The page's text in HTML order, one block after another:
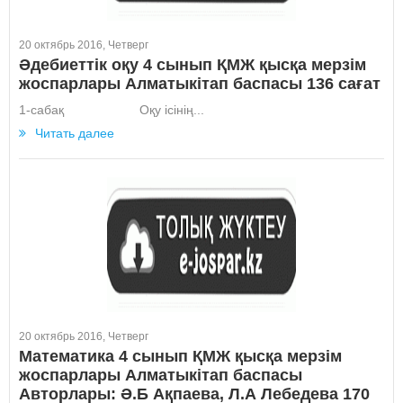
20 октябрь 2016, Четверг
Әдебиеттік оқу 4 сынып ҚМЖ қысқа мерзім
жоспарлары Алматыкітап баспасы 136 сағат
1-сабақ Оқу ісінің...
Читать далее
20 октябрь 2016, Четверг
Математика 4 сынып ҚМЖ қысқа мерзім
жоспарлары Алматыкітап баспасы
Авторлары: Ә.Б Ақпаева, Л.А Лебедева 170